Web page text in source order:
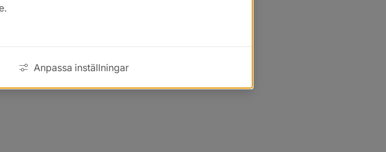
Anpassa inställningar